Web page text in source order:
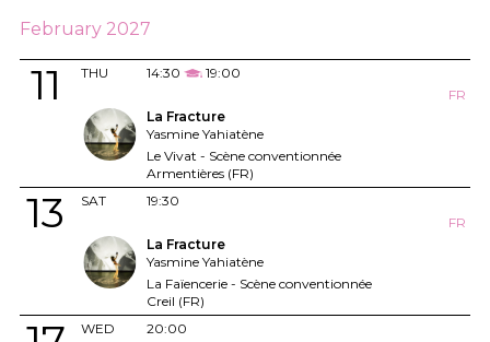
February 2027
THU
11 14:30
19:00
FR
La Fracture
Yasmine Yahiatène
Le Vivat - Scène conventionnée
Armentières (FR)
SAT
13
19:30
FR
La Fracture
Yasmine Yahiatène
La Faïencerie - Scène conventionnée
Creil (FR)
WED
20:00